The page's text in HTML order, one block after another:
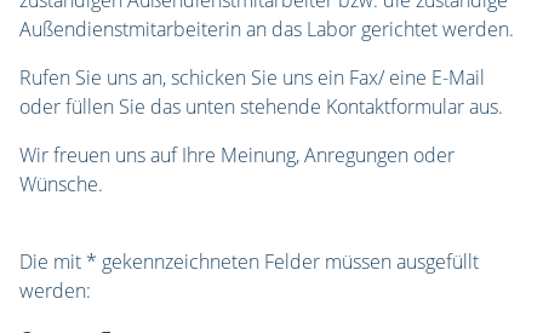
Außendienstmitarbeiterin an das Labor gerichtet werden.
Rufen Sie uns an, schicken Sie uns ein Fax/ eine E-Mail
oder füllen Sie das unten stehende Kontaktformular aus.
Wir freuen uns auf Ihre Meinung, Anregungen oder
Wünsche.
Die mit * gekennzeichneten Felder müssen ausgefüllt
werden: